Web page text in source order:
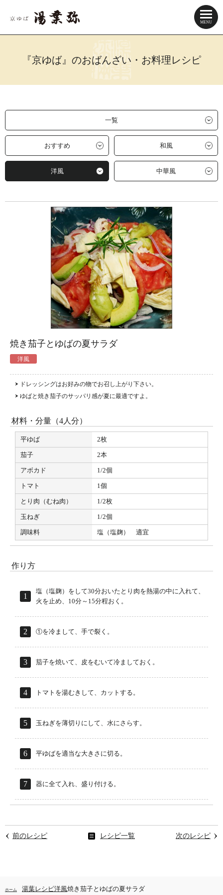
『京ゆば』のおばんざい・お料理レシピ
一覧
おすすめ 和風
洋風 中華風
焼き茄子とゆばの夏サラダ
洋風
ドレッシングはお好みの物でお召し上がり下さい。
ゆばと焼き茄子のサッパリ感が夏に最適ですよ。
材料・分量（4人分）
平ゆば 2枚
茄子 2本
アボカド 1/2個
トマト 1個
とり肉（むね肉） 1/2枚
玉ねぎ 1/2個
調味料 塩（塩麹） 適宜
作り方
塩（塩麹）をして30分おいたとり肉を熱湯の中に入れて、
火を止め、10分～15分程おく。
①を冷まして、手で裂く。
茄子を焼いて、皮をむいて冷ましておく。
トマトを湯むきして、カットする。
玉ねぎを薄切りにして、水にさらす。
平ゆばを適当な大きさに切る。
器に全て入れ、盛り付ける。
前のレシピ 次のレシピ
レシピ一覧
ホーム 湯葉レシピ洋風焼き茄子とゆばの夏サラダ